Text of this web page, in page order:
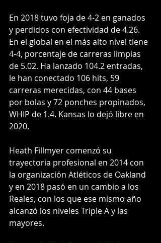
En 2018 tuvo foja de 4-2 en ganados
y perdidos con efectividad de 4.26.
En el global en el más alto nivel tiene
4-4, porcentaje de carreras limpias
de 5.02. Ha lanzado 104.2 entradas,
le han conectado 106 hits, 59
carreras merecidas, con 44 bases
por bolas y 72 ponches propinados,
WHIP de 1.4. Kansas lo dejó libre en
2020.
Heath Fillmyer comenzó su
trayectoria profesional en 2014 con
la organización Atléticos de Oakland
y en 2018 pasó en un cambio a los
Reales, con los que ese mismo año
alcanzó los niveles Triple A y las
mayores.